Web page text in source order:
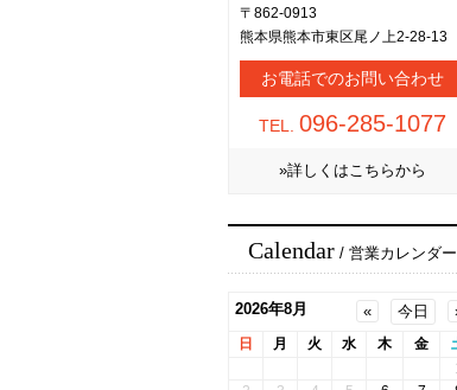
〒862-0913
熊本県熊本市東区尾ノ上2-28-13
お電話でのお問い合わせ
TEL. 096-285-1077
»詳しくはこちらから
Calendar / 営業カレンダー